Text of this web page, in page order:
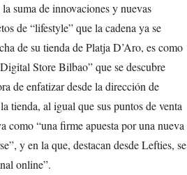
suma de innovaciones y nuevas
de “lifestyle” que la cadena ya se
de su tienda de Platja D’Aro, es como
Store Bilbao” que se descubre
de enfatizar desde la dirección de
tienda, al igual que sus puntos de venta
como “una firme apuesta por una nueva
y en la que, destacan desde Lefties, se
online”.